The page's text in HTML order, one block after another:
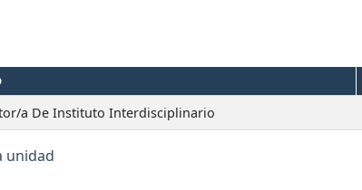
a De Instituto Interdisciplinario
unidad